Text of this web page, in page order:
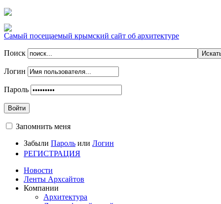
Самый посещаемый крымский сайт об архитектуре
Поиск
Логин
Пароль
Войти
Запомнить меня
Забыли Пароль или Логин
РЕГИСТРАЦИЯ
Новости
Ленты Архсайтов
Компании
Архитектура